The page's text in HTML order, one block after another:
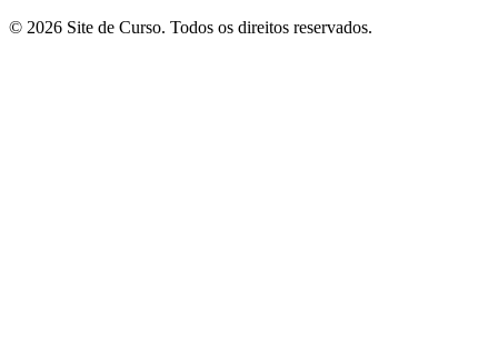
© 2026 Site de Curso. Todos os direitos reservados.